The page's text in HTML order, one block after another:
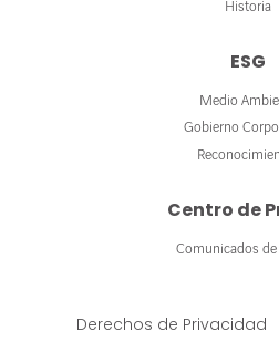
Historia
ESG
Medio
Gobierno
Centro de
Comunicados de
Derechos de Privacidad